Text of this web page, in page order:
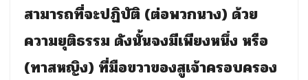
สามารถที่จะปฏิบัติ (ต่อพวกนาง) ด้วย
ความยุติธรรม ดังนั้นจงมีเพียงหนึ่ง หรือ
(ทาสหญิง) ที่มือขวาของสูเจ้าครอบครอง